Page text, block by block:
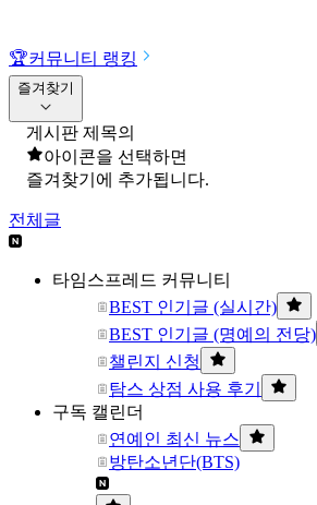
🏆커뮤니티 랭킹
즐겨찾기
게시판 제목의
아이콘을 선택하면
즐겨찾기에 추가됩니다.
전체글
타임스프레드 커뮤니티
BEST 인기글 (실시간)
BEST 인기글 (명예의 전당)
챌린지 신청
탐스 상점 사용 후기
구독 캘린더
연예인 최신 뉴스
방탄소년단(BTS)